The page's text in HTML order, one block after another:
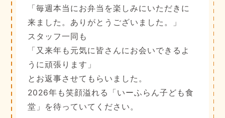
「毎週本当にお弁当を楽しみにいただきに
来ました。ありがとうございました。」
スタッフ一同も
「又来年も元気に皆さんにお会いできるよ
うに頑張ります」
とお返事させてもらいました。
2026年も笑顔溢れる「いーふらん子ども食
堂」を待っていてください。